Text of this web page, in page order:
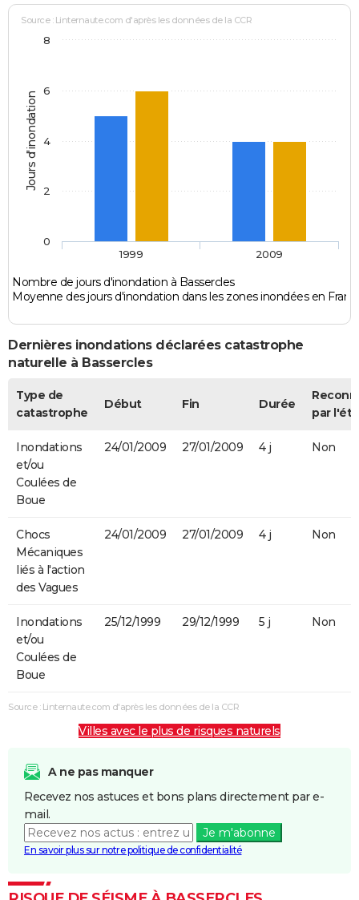
Jours d'inondation
Source : Linternaute.com d'après les données de la CCR
Nombre de jours d'inondation à Bassercles
Moyenne des jours d'inondation dans les zones inondées en
1999 2009
0
2
4
6
8
Dernières inondations déclarées catastrophe
naturelle à Bassercles
Type de
catastrophe
Début Fin Durée
par
Inondations
et/ou
Coulées de
Boue
24/01/2009 27/01/2009 4 j Non
Chocs
Mécaniques
liés à l'action
des Vagues
24/01/2009 27/01/2009 4 j Non
Inondations
et/ou
Coulées de
Boue
25/12/1999 29/12/1999 5 j Non
Source : Linternaute.com d'après les données de la CCR
Villes avec le plus de risques naturels
A ne pas manquer
Recevez nos astuces et bons plans directement par e-
mail.
Je m'abonne
En savoir plus sur notre politique de confidentialité